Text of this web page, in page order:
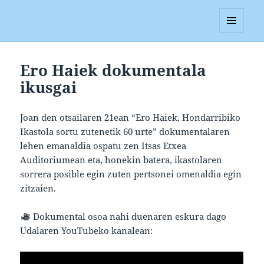
Ero Haiek dokumentala
ikusgai
Joan den otsailaren 21ean “Ero Haiek, Hondarribiko
Ikastola sortu zutenetik 60 urte” dokumentalaren
lehen emanaldia ospatu zen Itsas Etxea
Auditoriumean eta, honekin batera, ikastolaren
sorrera posible egin zuten pertsonei omenaldia egin
zitzaien.
Dokumental osoa nahi duenaren eskura dago
Udalaren YouTubeko kanalean: